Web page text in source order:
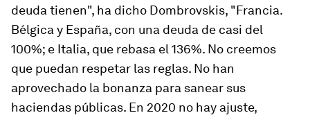
deuda tienen", ha dicho Dombrovskis, "Francia.
Bélgica y España, con una deuda de casi del
100%; e Italia, que rebasa el 136%. No creemos
que puedan respetar las reglas. No han
aprovechado la bonanza para sanear sus
haciendas públicas. En 2020 no hay ajuste,